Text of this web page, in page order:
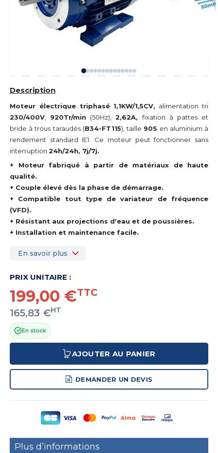
Description
Moteur électrique triphasé 1,1KW/1,5CV, alimentation tri
230/400V
920Tr/min (50Hz),2,62A, fixation à pattes et
bride à trous taraudés (B34-FT115), taille 90S en aluminium à
rendement standard IE1. Ce moteur peut fonctionner sans
interruption 24h/24h, 7j/7j.
+ Moteur fabriqué à partir de matériaux de haute
qualité.
+ Couple élevé dès la phase de démarrage.
+ Compatible tout type de variateur de fréquence
(VFD).
+ Résistant aux projections d'eau et de poussières.
+ Installation et maintenance facile.
En savoir plus
PRIX UNITAIRE :
199,00 €TTC
165,83 €HT
En stock
AJOUTER AU PANIER
DEMANDER UN DEVIS
Plus d’informations